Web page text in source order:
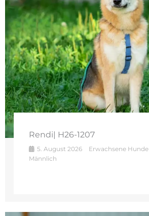
Rendi| H26-1207
5. August 2026 Erwachsene Hunde
Männlich